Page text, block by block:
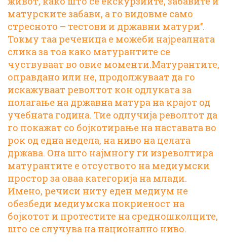
матурските забави, а го видовме само
стресното – тестови и државни матури’’.
Токму таа реченица е можеби најреалната
слика за тоа како матурантите се
чуствуваат во овие моменти.Матурантите,
оправдано или не, продолжуваат да го
искажуваат револтот кон одлуката за
полагање на државна матура на крајот од
учебната година. Тие одлучија револтот да
го покажат со бојкотирање на наставата во
рок од една недела, на ниво на целата
држава. Она што најмногу ги изреволтира
матурантите е отсуството на медиумски
простор за оваа категорија на млади.
Имено, речиси ниту еден медиум не
обезбеди медиумска покриеност на
бојкотот и протестите на средношколците,
што се случува на национално ниво.